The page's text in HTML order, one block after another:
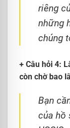
riêng
những
chúng
+ Câu hỏi 4:
còn chờ bao
Bạn
của hồ